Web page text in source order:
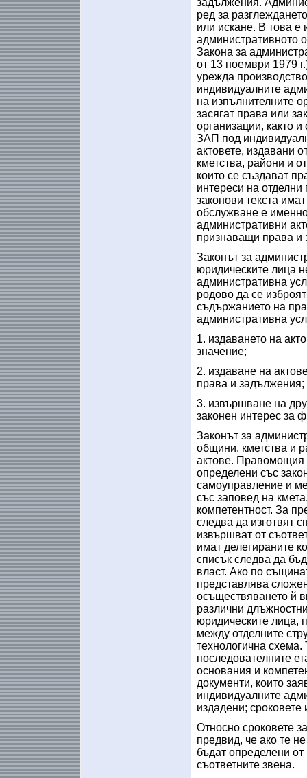
задължения.
ред за
или искане. В това е
административното
Закона за
от 13 ноември 1979
урежда
индивидуалните
на изпълнителните
засягат права или
организации, както
ЗАП под
актовете, издавани
кметства, райони и
които се създават
интереси на
законови текста
обслужване е
административни
признаващи права и
Законът за
юридическите лица
административна
родово да се
съдържанието на
административна
1. издаването на
значение;
2. издаване на
права и задължения;
3. извършване на
законен интерес за
Законът за
общини, кметства и
актове. Правомощия
определени със
самоуправление и
със заповед на
компетентност. За
следва да изготвят
извършват от
имат делегираните
списък следва да
власт. Ако по
представлява
осъществяването й
различни
юридическите лица,
между отделните
технологична схема.
последователните
основания и
документи, които
индивидуалните
издадени; сроковете
Относно сроковете
предвид, че ако те
бъдат определени
съответните звена.